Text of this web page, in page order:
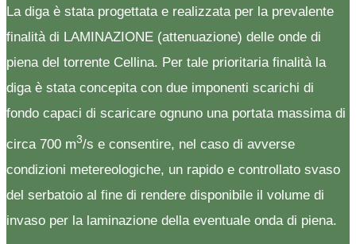
La diga è stata progettata e realizzata per la prevalente
finalità di LAMINAZIONE (attenuazione) delle onde di
piena del torrente Cellina. Per tale prioritaria finalità la
diga è stata concepita con due imponenti scarichi di
fondo capaci di scaricare ognuno una portata massima di
circa 700 m3/s e consentire, nel caso di avverse
condizioni metereologiche, un rapido e controllato svaso
del serbatoio al fine di rendere disponibile il volume di
invaso per la laminazione della eventuale onda di piena.